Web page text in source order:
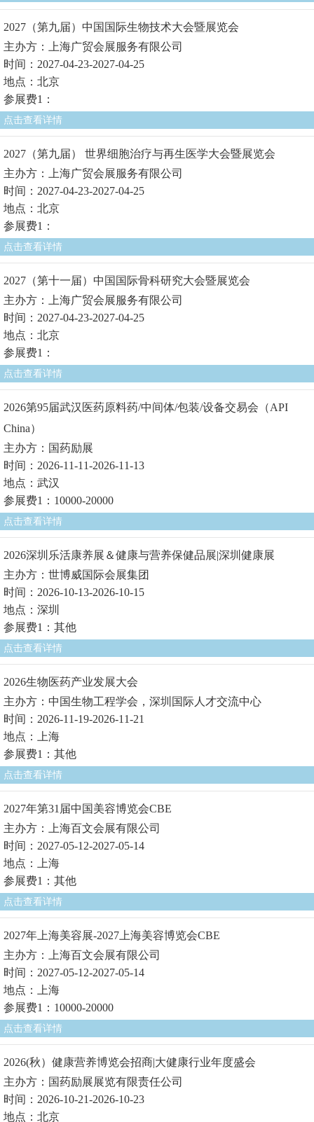
2027（第九届）中国国际生物技术大会暨展览会
主办方：上海广贸会展服务有限公司
时间：2027-04-23-2027-04-25
地点：北京
参展费1：
点击查看详情
2027（第九届） 世界细胞治疗与再生医学大会暨展览会
主办方：上海广贸会展服务有限公司
时间：2027-04-23-2027-04-25
地点：北京
参展费1：
点击查看详情
2027（第十一届）中国国际骨科研究大会暨展览会
主办方：上海广贸会展服务有限公司
时间：2027-04-23-2027-04-25
地点：北京
参展费1：
点击查看详情
2026第95届武汉医药原料药/中间体/包装/设备交易会（API
China）
主办方：国药励展
时间：2026-11-11-2026-11-13
地点：武汉
参展费1：10000-20000
点击查看详情
2026深圳乐活康养展＆健康与营养保健品展|深圳健康展
主办方：世博威国际会展集团
时间：2026-10-13-2026-10-15
地点：深圳
参展费1：其他
点击查看详情
2026生物医药产业发展大会
主办方：中国生物工程学会，深圳国际人才交流中心
时间：2026-11-19-2026-11-21
地点：上海
参展费1：其他
点击查看详情
2027年第31届中国美容博览会CBE
主办方：上海百文会展有限公司
时间：2027-05-12-2027-05-14
地点：上海
参展费1：其他
点击查看详情
2027年上海美容展-2027上海美容博览会CBE
主办方：上海百文会展有限公司
时间：2027-05-12-2027-05-14
地点：上海
参展费1：10000-20000
点击查看详情
2026(秋）健康营养博览会招商|大健康行业年度盛会
主办方：国药励展展览有限责任公司
时间：2026-10-21-2026-10-23
地点：北京